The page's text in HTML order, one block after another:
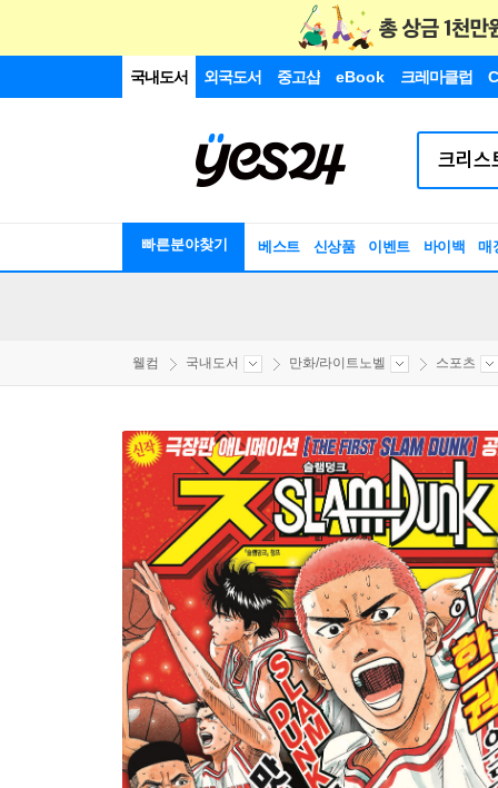
국내도서 외국도서 중고샵 eBook 크레마클럽
빠른분야찾기 베스트 신상품 이벤트 바이백 매
웰컴 국내도서 만화/라이트노벨 스포츠